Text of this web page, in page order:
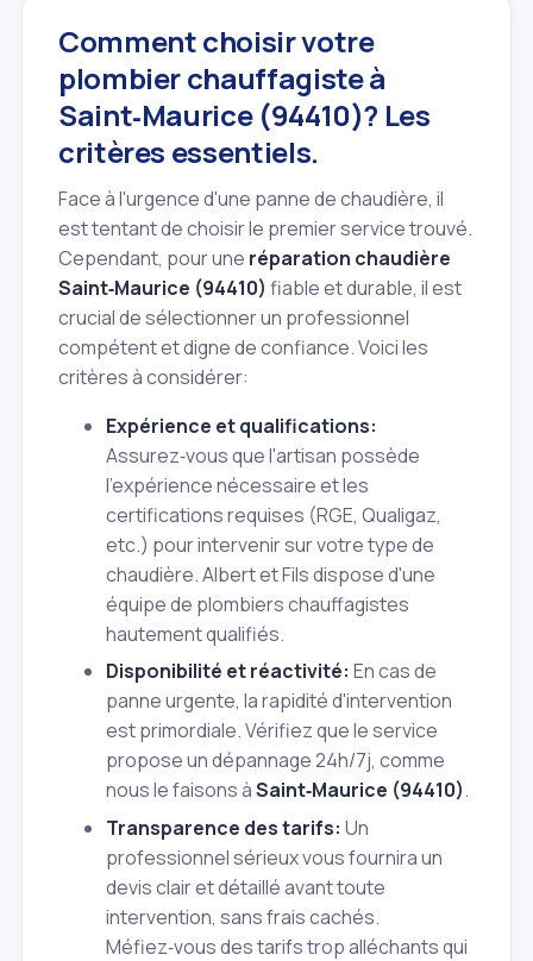
Comment choisir votre
plombier chauffagiste à
Saint‑Maurice (94410)? Les
critères essentiels.
Face à l'urgence d'une panne de chaudière, il
est tentant de choisir le premier service trouvé.
Cependant, pour une réparation chaudière
Saint‑Maurice (94410) fiable et durable, il est
crucial de sélectionner un professionnel
compétent et digne de confiance. Voici les
critères à considérer:
Expérience et qualifications:
Assurez‑vous que l'artisan possède
l'expérience nécessaire et les
certifications requises (RGE, Qualigaz,
etc.) pour intervenir sur votre type de
chaudière. Albert et Fils dispose d'une
équipe de plombiers chauffagistes
hautement qualifiés.
Disponibilité et réactivité: En cas de
panne urgente, la rapidité d'intervention
est primordiale. Vérifiez que le service
propose un dépannage 24h/7j, comme
nous le faisons àSaint‑Maurice (94410).
Transparence des tarifs: Un
professionnel sérieux vous fournira un
devis clair et détaillé avant toute
intervention, sans frais cachés.
Méfiez‑vous des tarifs trop alléchants qui